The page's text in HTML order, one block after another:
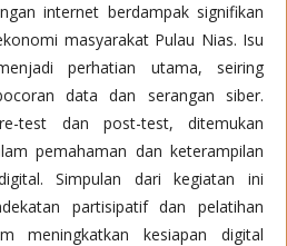
internet berdampak signifikan
masyarakat Pulau Nias. Isu
perhatian utama, seiring
data dan serangan siber.
test dan post-test, ditemukan
pemahaman dan keterampilan
Simpulan dari kegiatan ini
partisipatif dan pelatihan
meningkatkan kesiapan digital